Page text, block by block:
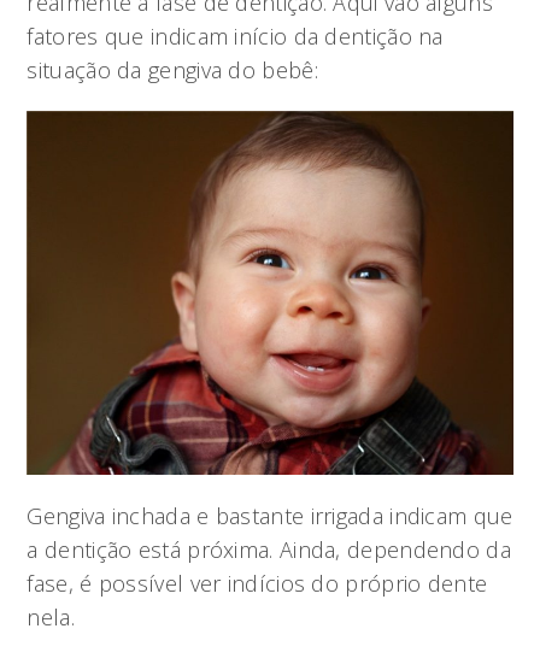
fatores que indicam início da dentição na
situação da gengiva do bebê:
Gengiva inchada e bastante irrigada indicam que
a dentição está próxima. Ainda, dependendo da
fase, é possível ver indícios do próprio dente
nela.